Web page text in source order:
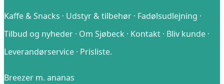
Kaffe & Snacks · Udstyr & tilbehør · Fadølsudlejning ·
Tilbud og nyheder · Om Sjøbeck · Kontakt · Bliv kunde ·
Leverandørservice · Prisliste.
Breezer m. ananas